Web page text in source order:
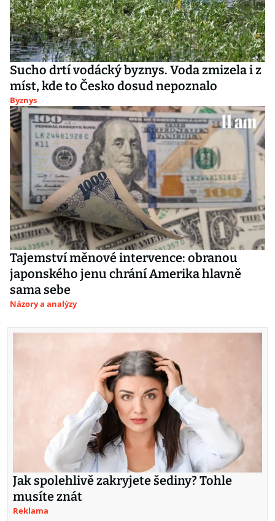
Sucho drtí vodácký byznys. Voda zmizela i z
míst, kde to Česko dosud nepoznalo
Byznys
Tajemství měnové intervence: obranou
japonského jenu chrání Amerika hlavně
sama sebe
Názory a analýzy
Jak spolehlivě zakryjete šediny? Tohle
musíte znát
Reklama